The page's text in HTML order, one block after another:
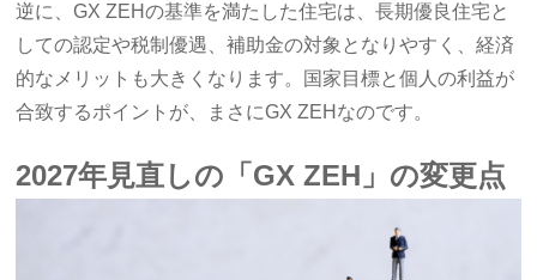
逆に、GX ZEHの基準を満たした住宅は、長期優良住宅と
しての認定や税制優遇、補助金の対象となりやすく、経済
的なメリットも大きくなります。国家目標と個人の利益が
合致するポイントが、まさにGX ZEHなのです。
2027年見直しの「GX ZEH」の変更点